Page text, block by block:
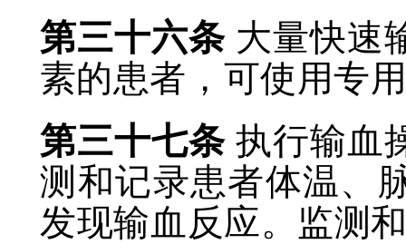
第三十六条 大量快速
素的患者，可使用专
第三十七条 执行输血
测和记录患者体温、
发现输血反应。监测